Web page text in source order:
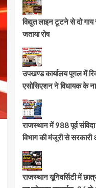
विद्युत लाइन टूटने से दो गाय
जताया रोष
उपखण्ड कार्यालय पूगल में
एसोसिएशन ने विधायक के
राजस्थान में 988 पूर्व संविदा
विभाग की मंजूरी से सरकारी
राजस्थान यूनिवर्सिटी में